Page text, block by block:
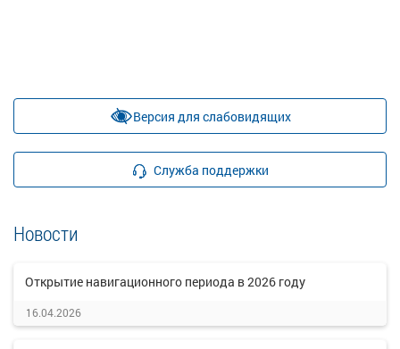
Версия для слабовидящих
Служба поддержки
Новости
Открытие навигационного периода в 2026 году
16.04.2026